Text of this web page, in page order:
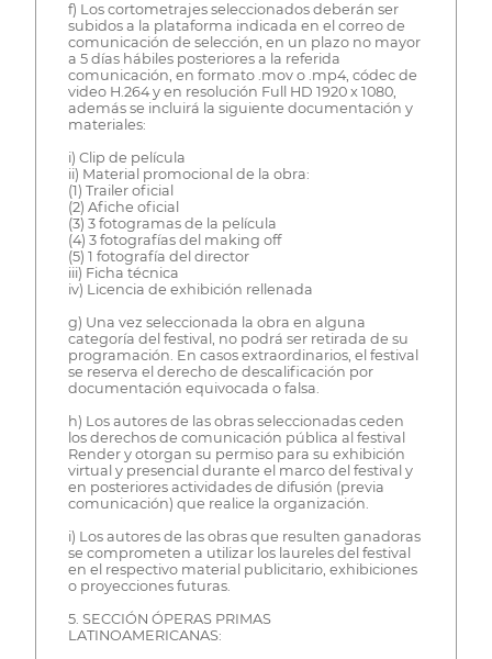
f) Los cortometrajes seleccionados deberán ser
subidos a la plataforma indicada en el correo de
comunicación de selección, en un plazo no mayor
a 5 días hábiles posteriores a la referida
comunicación, en formato .mov o .mp4, códec de
video H.264 y en resolución Full HD 1920 x 1080,
además se incluirá la siguiente documentación y
materiales:
i) Clip de película
ii) Material promocional de la obra:
(1) Trailer oficial
(2) Afiche oficial
(3) 3 fotogramas de la película
(4) 3 fotografías del making off
(5) 1 fotografía del director
iii) Ficha técnica
iv) Licencia de exhibición rellenada
g) Una vez seleccionada la obra en alguna
categoría del festival, no podrá ser retirada de su
programación. En casos extraordinarios, el festival
se reserva el derecho de descalificación por
documentación equivocada o falsa.
h) Los autores de las obras seleccionadas ceden
los derechos de comunicación pública al festival
Render y otorgan su permiso para su exhibición
virtual y presencial durante el marco del festival y
en posteriores actividades de difusión (previa
comunicación) que realice la organización.
i) Los autores de las obras que resulten ganadoras
se comprometen a utilizar los laureles del festival
en el respectivo material publicitario, exhibiciones
o proyecciones futuras.
5. SECCIÓN ÓPERAS PRIMAS
LATINOAMERICANAS: